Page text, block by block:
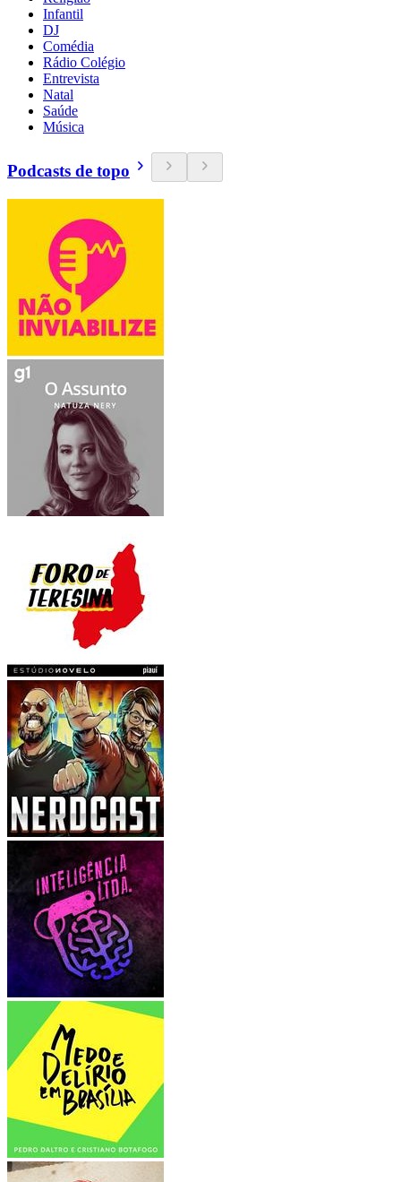
Infantil
DJ
Comédia
Rádio Colégio
Entrevista
Natal
Saúde
Música
Podcasts de topo